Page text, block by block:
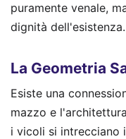
puramente venale,
dignità dell'esistenza.
La Geometria
Esiste una
mazzo e
i vicoli si intrecciano